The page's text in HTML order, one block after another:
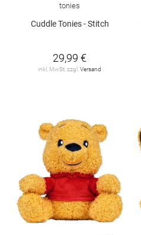
tonies
Cuddle Tonies - Stitch
29,99 €
inkl. MwSt. zzgl. Versand